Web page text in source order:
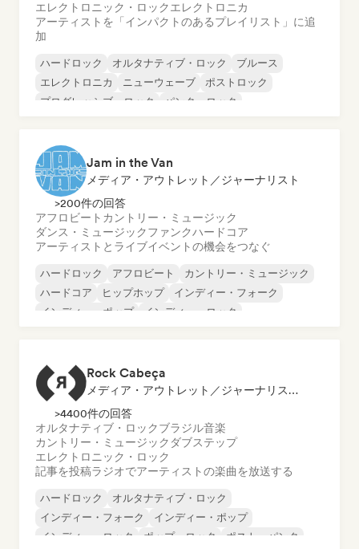
エレクトロニック・ロックエレクトロニカ
アーティストを「インパクトのあるプレイリスト」に追
加
ハードロック オルタナティブ・ロック
ブルース
エレクトロニカ
ニューウェーブ
ポストロック
プログレッシブ・ロック
パンク・ロック
Jam in the Van
メディア・アウトレット／ジャーナリスト
>200件の回答
アフロビート カントリー・ミュージック
ダンス・ミュージックファンクハードコア
アーティストとライブイベントの機会をつなぐ
ハードロック アフロビート
カントリー・ミュージック
ハードコア
ヒップホップ
インディー・フォーク
インディー・ポップ
インディー・ロック
Rock Cabeça
メディア・アウトレット／ジャーナリスト, ラジオ局
>4400件の回答
オルタナティブ・ロックブラジル音楽
カントリー・ミュージック ダブステップ
エレクトロニック・ロック
記事を投稿ラジオでアーティストの楽曲を放送する
ハードロック
オルタナティブ・ロック
インディー・フォーク
インディー・ポップ
インディー・ロック
ポップ・ロック
ポスト・パンク